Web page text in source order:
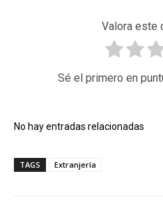
Valora este
Sé el primero en
No hay entradas relacionadas
TAGS Extranjería